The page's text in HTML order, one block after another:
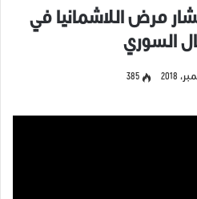
مرض اللاشمانيا في
السوري
385